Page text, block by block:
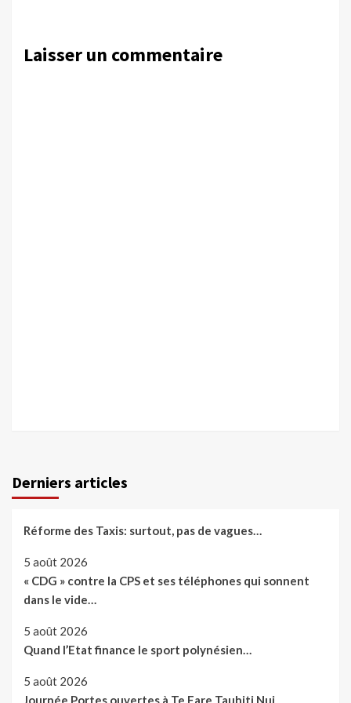
Laisser un commentaire
Derniers articles
Réforme des Taxis: surtout, pas de vagues…
5 août 2026
« CDG » contre la CPS et ses téléphones qui sonnent
dans le vide…
5 août 2026
Quand l’Etat finance le sport polynésien…
5 août 2026
Journée Portes ouvertes à Te Fare Tauhiti Nui